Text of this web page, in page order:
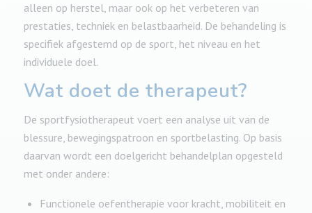
alleen op herstel, maar ook op het verbeteren van
prestaties, techniek en belastbaarheid. De behandeling is
specifiek afgestemd op de sport, het niveau en het
individuele doel.
Wat doet de therapeut?
De sportfysiotherapeut voert een analyse uit van de
blessure, bewegingspatroon en sportbelasting. Op basis
daarvan wordt een doelgericht behandelplan opgesteld
met onder andere:
Functionele oefentherapie voor kracht, mobiliteit en